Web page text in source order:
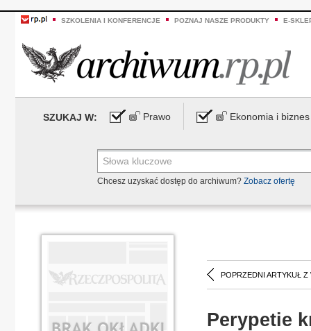
SZKOLENIA I KONFERENCJE POZNAJ NASZE PRODUKTY E-
SZUKAJ W: Prawo Ekonomia i biznes
Chcesz uzyskać dostęp do archiwum? Zobacz ofertę
POPRZEDNI ARTYKUŁ Z
Perypetie